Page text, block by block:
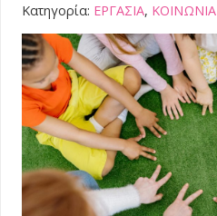
Κατηγορία: ΕΡΓΑΣΙΑ, ΚΟΙΝΩΝΙΑ